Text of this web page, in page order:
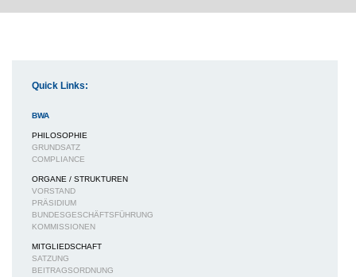
Quick Links:
BWA
PHILOSOPHIE
GRUNDSATZ
COMPLIANCE
ORGANE / STRUKTUREN
VORSTAND
PRÄSIDIUM
BUNDESGESCHÄFTSFÜHRUNG
KOMMISSIONEN
MITGLIEDSCHAFT
SATZUNG
BEITRAGSORDNUNG